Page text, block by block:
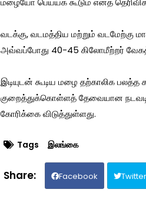
வடக்கு, வடமத்திய மற்றும்
அவ்வப்போது 40-45 கிலோமீற்றர்
இடியுடன் கூடிய மழை தற்காலிக
குறைத்துக்கொள்ளத் தேவையான
கோரிக்கை விடுத்துள்ளது.
Tags இலங்கை
Facebook Twitter